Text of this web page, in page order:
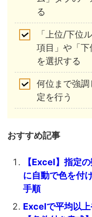
る
「上位/下位
項目」や「
を選択する
何位まで強
定を行う
おすすめ記事
【Excel】指定
に自動で色を付
手順
Excelで平均以